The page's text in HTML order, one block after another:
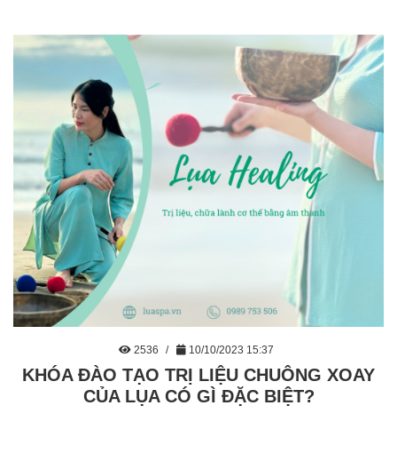
2536 10/10/2023 15:37
KHÓA ĐÀO TẠO TRỊ LIỆU CHUÔNG XOAY
CỦA LỤA CÓ GÌ ĐẶC BIỆT?